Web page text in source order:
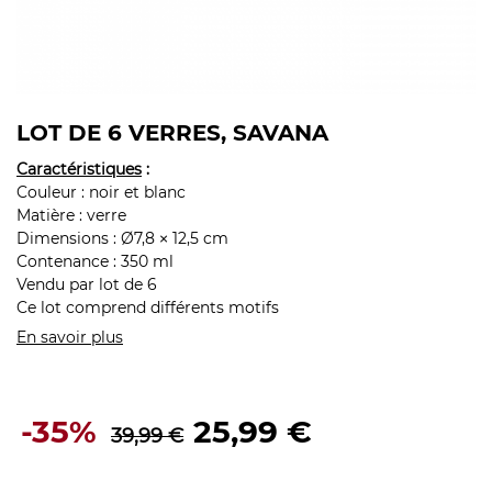
LOT DE 6 VERRES, SAVANA
Caractéristiques :
Couleur : noir et blanc
Matière : verre
Dimensions : Ø7,8 × 12,5 cm
Contenance : 350 ml
Vendu par lot de 6
Ce lot comprend différents motifs
En savoir plus
-35% 39,99 € 25,99 €